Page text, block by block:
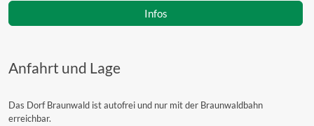
Infos
Anfahrt und Lage
Das Dorf Braunwald ist autofrei und nur mit der Braunwaldbahn
erreichbar.